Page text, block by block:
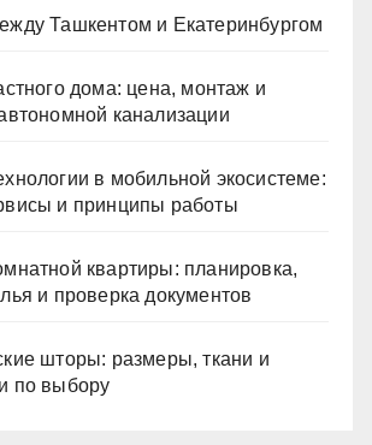
Ташкентом и Екатеринбургом
дома: цена, монтаж и
канализации
в мобильной экосистеме:
и принципы работы
квартиры: планировка,
и проверка документов
шторы: размеры, ткани и
по выбору